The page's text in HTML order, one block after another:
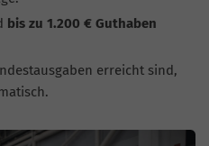
bis zu 1.200 € Guthaben
erreicht sind,